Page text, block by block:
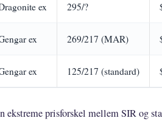
ex 295/?
ex 269/217 (MAR)
ex 125/217 (standard)
prisforskel mellem SIR og